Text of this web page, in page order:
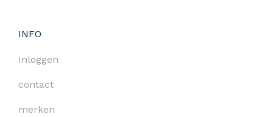
INFO
Inloggen
contact
merken